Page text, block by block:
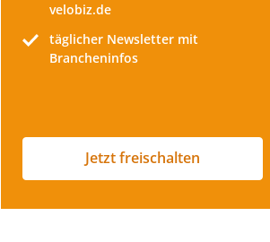
velobiz.de
täglicher Newsletter mit
Brancheninfos
Jetzt freischalten